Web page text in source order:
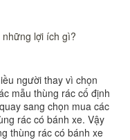
lợi ích gì?
người thay vì chọn
mẫu thùng rác cố định
sang chọn mua các
rác có bánh xe. Vậy
thùng rác có bánh xe